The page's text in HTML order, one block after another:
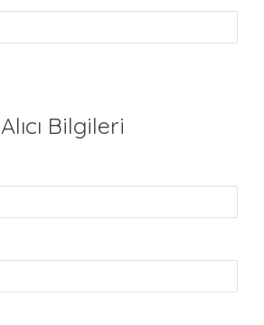
Alıcı Bilgileri